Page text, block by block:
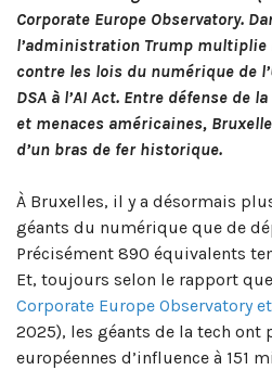
Corporate Europe Observatory.
l’administration Trump multiplie
contre les lois du numérique de
DSA à l’AI Act. Entre défense de
et menaces américaines,
d’un bras de fer historique.
À Bruxelles, il y a désormais
géants du numérique que de
Précisément 890 équivalents
Et, toujours selon le rapport
Corporate Europe Observatory
2025), les géants de la tech ont
européennes d’influence à 151